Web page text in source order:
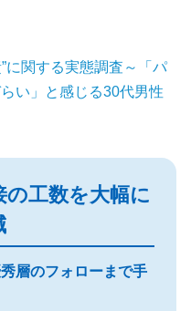
に関する実態調査～「パ
い」と感じる30代男性
工数を大幅に
層のフォローまで手